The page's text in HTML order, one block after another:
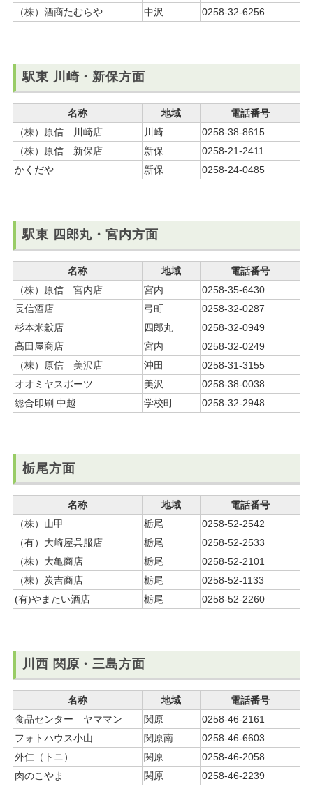
（株）酒商たむらや 中沢 0258-32-6256
駅東 川崎・新保方面
名称 地域
電話番号
（株）原信 川崎店
川崎
0258-38-8615
（株）原信 新保店
新保
0258-21-2411
かくだや
新保 0258-24-0485
駅東 四郎丸・宮内方面
名称 地域
電話番号
（株）原信 宮内店
宮内
0258-35-6430
長信酒店
弓町
0258-32-0287
杉本米穀店
四郎丸
0258-32-0949
高田屋商店
宮内
0258-32-0249
（株）原信 美沢店
沖田
0258-31-3155
オオミヤスポーツ
美沢
0258-38-0038
総合印刷 中越
学校町 0258-32-2948
栃尾方面
名称 地域
電話番号
（株）山甲
栃尾
0258-52-2542
（有）大崎屋呉服店
栃尾
0258-52-2533
（株）大亀商店
栃尾
0258-52-2101
（株）炭吉商店
栃尾
0258-52-1133
(有)やまたい酒店
栃尾 0258-52-2260
川西 関原・三島方面
名称 地域
電話番号
食品センター ヤママン
関原
0258-46-2161
フォトハウス小山
関原南
0258-46-6603
外仁（トニ）
関原
0258-46-2058
肉のこやま
関原 0258-46-2239